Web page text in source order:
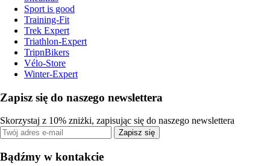
Sport is good
Training-Fit
Trek Expert
Triathlon-Expert
TripnBikers
Vélo-Store
Winter-Expert
Zapisz się do naszego newslettera
Skorzystaj z 10% zniżki, zapisując się do naszego newslettera
Zapisz się
Bądźmy w kontakcie